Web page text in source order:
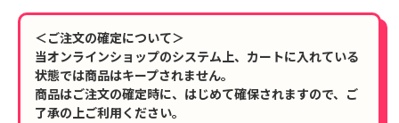
＜ご注文の確定について＞
当オンラインショップのシステム上、カートに入れている
状態では商品はキープされません。
商品はご注文の確定時に、はじめて確保されますので、ご
了承の上ご利用ください。